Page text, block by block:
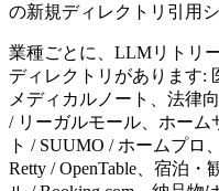
の新規ディレクトリ引用
業種ごとに、LLMリトリ
ディレクトリがあります:
メディカルノート、法律
/ リーガルモール、ホーム
ト / SUUMO / ホームプロ
Retty / OpenTable、宿泊